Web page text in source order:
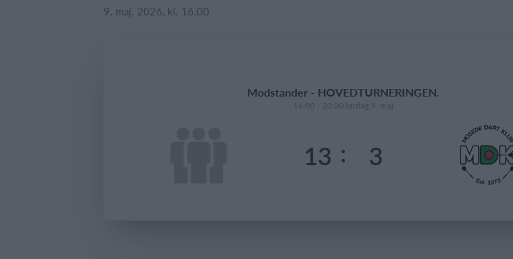
9. maj. 2026, kl. 16.00
Modstander - HOVEDTURNERINGEN.
16:00 - 20:00 lørdag 9. maj
13 : 3